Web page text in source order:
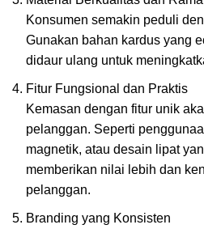
Konsumen semakin peduli
Gunakan bahan kardus yang
didaur ulang untuk
Fitur Fungsional dan Praktis
Kemasan dengan fitur unik
pelanggan. Seperti
magnetik, atau desain lipat
memberikan nilai lebih dan
pelanggan.
Branding yang Konsisten